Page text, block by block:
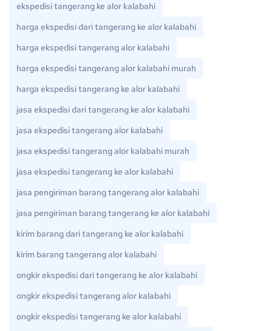
ekspedisi tangerang ke alor kalabahi
harga ekspedisi dari tangerang ke alor kalabahi
harga ekspedisi tangerang alor kalabahi
harga ekspedisi tangerang alor kalabahi murah
harga ekspedisi tangerang ke alor kalabahi
jasa ekspedisi dari tangerang ke alor kalabahi
jasa ekspedisi tangerang alor kalabahi
jasa ekspedisi tangerang alor kalabahi murah
jasa ekspedisi tangerang ke alor kalabahi
jasa pengiriman barang tangerang alor kalabahi
jasa pengiriman barang tangerang ke alor kalabahi
kirim barang dari tangerang ke alor kalabahi
kirim barang tangerang alor kalabahi
ongkir ekspedisi dari tangerang ke alor kalabahi
ongkir ekspedisi tangerang alor kalabahi
ongkir ekspedisi tangerang ke alor kalabahi